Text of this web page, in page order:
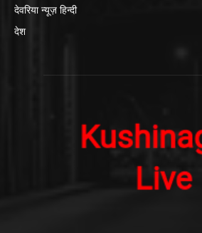
देवरिया न्यूज़ हिन्दी
देश